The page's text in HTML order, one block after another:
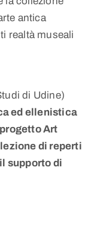
antica
realtà museali
di Udine)
ed ellenistica
Art
di reperti
supporto di